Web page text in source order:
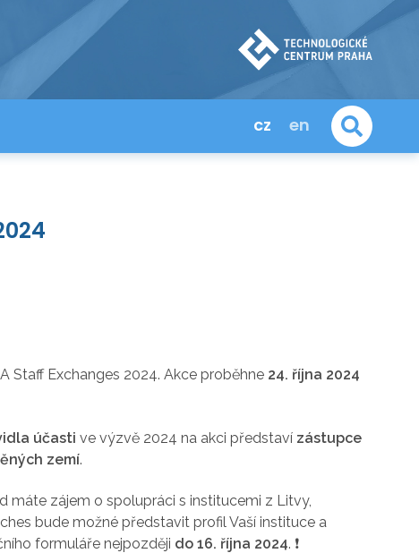
cz en
Staff Exchanges 2024. Akce proběhne 24. října 2024
účasti ve výzvě 2024 na akci představí zástupce
zemí.
máte zájem o spolupráci s institucemi z Litvy,
bude možné představit profil Vaší instituce a
formuláře nejpozději do 16. října 2024. ❗